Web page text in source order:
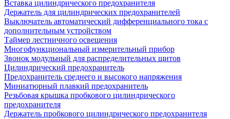
Вставка цилиндрического предохранителя
Держатель для цилиндрических предохранителей
Выключатель автоматический дифференциального тока с
дополнительным устройством
Таймер лестничного освещения
Многофункциональный измерительный прибор
Звонок модульный для распределительных щитов
Цилиндрический предохранитель
Предохранитель среднего и высокого напряжения
Миниатюрный плавкий предохранитель
Резьбовая крышка пробкового цилиндрического
предохранителя
Держатель пробкового цилиндрического предохранителя